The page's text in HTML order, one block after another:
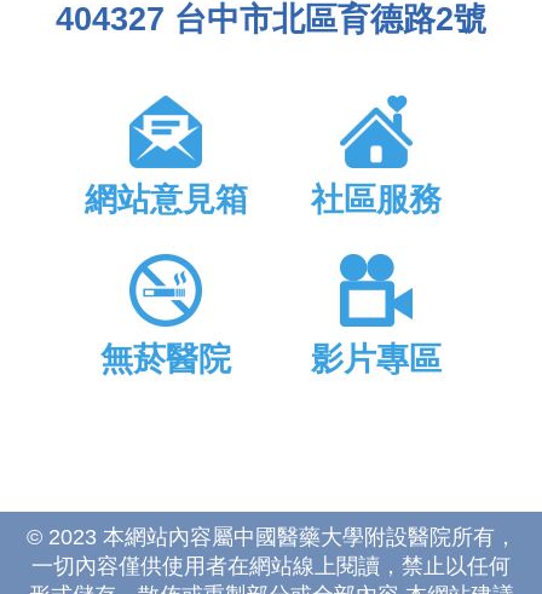
404327 台中市北區育德路2號
網站意見箱 社區服務
無菸醫院 影片專區
© 2023 本網站內容屬中國醫藥大學附設醫院所有，
一切內容僅供使用者在網站線上閱讀，禁止以任何